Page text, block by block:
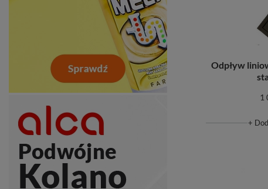
Odpływ
1
+